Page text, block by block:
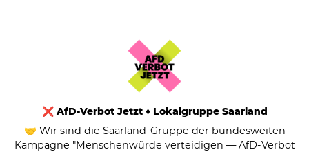
❌ AfD-Verbot Jetzt ♦ Lokalgruppe Saarland
🤝 Wir sind die Saarland-Gruppe der bundesweiten
Kampagne "Menschenwürde verteidigen — AfD-Verbot